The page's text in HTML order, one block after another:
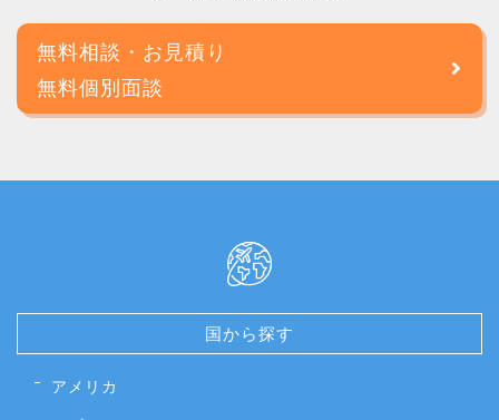
無料相談・お見積り
無料個別面談
国から探す
アメリカ